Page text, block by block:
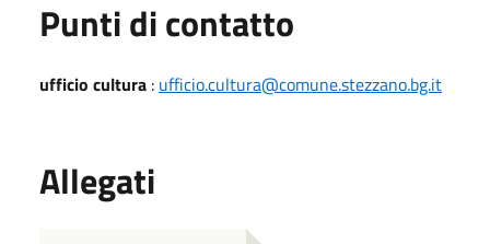
Punti di contatto
ufficio cultura : ufficio.cultura@comune.stezzano.bg.it
Allegati